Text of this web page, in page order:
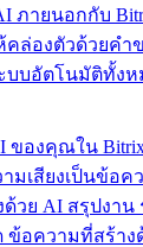
ภายนอกกับ
ล่องตัวด้วยคำ
บอัตโนมัติทั้งห
ของคุณใน
ามเสียงเป็นข้อ
วย AI สรุปงา
ข้อความที่สร้า